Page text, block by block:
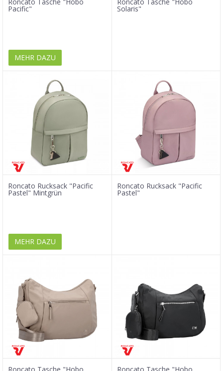
Pacific"
MEHR DAZU
Solaris"
Roncato Rucksack "Pacific
Pastel" Mintgrün
MEHR DAZU
Roncato Rucksack "Pacific
Pastel"